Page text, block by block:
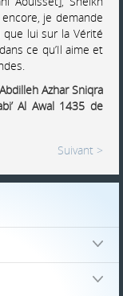
encore, je demande
que lui sur la Vérité
ce qu’Il aime et
Azhar Sniqra
Al Awal 1435 de
Suivant >